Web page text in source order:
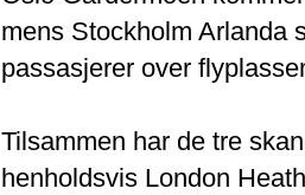
mens Stockholm Arlanda
passasjerer over
Tilsammen har de tre
henholdsvis London